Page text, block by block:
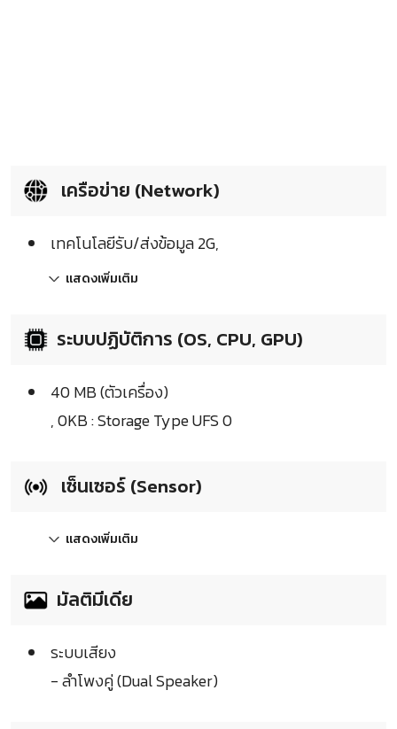
เครือข่าย (Network)
เทคโนโลยีรับ/ส่งข้อมูล 2G,
แสดงเพิ่มเติม
ระบบปฏิบัติการ (OS, CPU, GPU)
40 MB (ตัวเครื่อง)
, 0KB : Storage Type UFS 0
เซ็นเซอร์ (Sensor)
แสดงเพิ่มเติม
มัลติมีเดีย
ระบบเสียง
- ลำโพงคู่ (Dual Speaker)